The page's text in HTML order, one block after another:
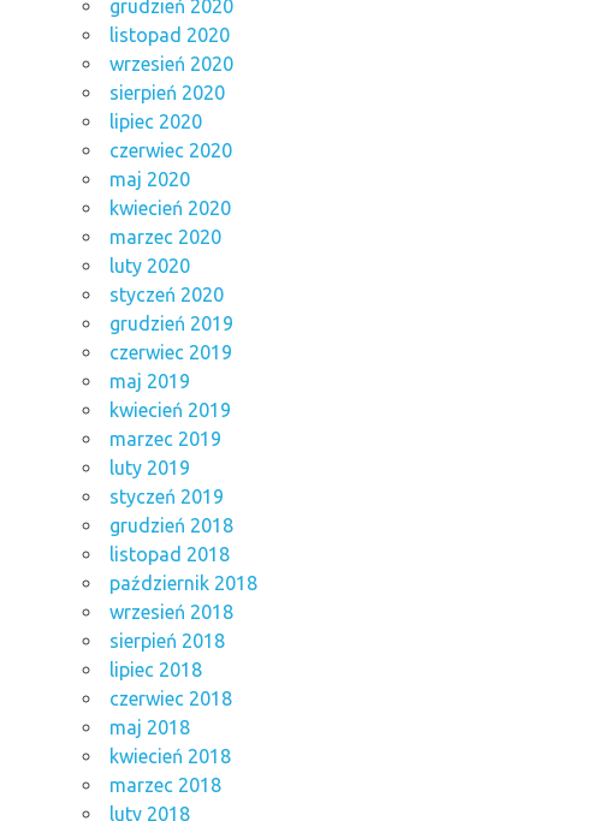
grudzień 2020
listopad 2020
wrzesień 2020
sierpień 2020
lipiec 2020
czerwiec 2020
maj 2020
kwiecień 2020
marzec 2020
luty 2020
styczeń 2020
grudzień 2019
czerwiec 2019
maj 2019
kwiecień 2019
marzec 2019
luty 2019
styczeń 2019
grudzień 2018
listopad 2018
październik 2018
wrzesień 2018
sierpień 2018
lipiec 2018
czerwiec 2018
maj 2018
kwiecień 2018
marzec 2018
luty 2018